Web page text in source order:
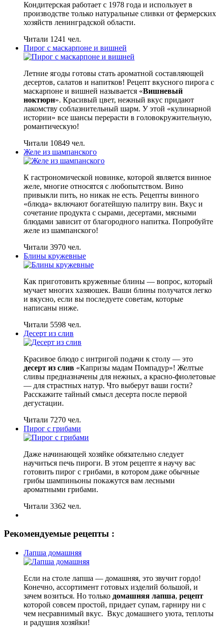
Кондитерская работает с 1978 года и использует в
производстве только натуральные сливки от фермерских
хозяйств ленинградской области.
Читали 1241 чел.
Пирог с маскарпоне и вишней
Летние ягоды готовы стать ароматной составляющей
десертов, салатов и напитков! Рецепт вкусного пирога с
маскарпоне и вишней называется «Вишневый
ноктюрн». Красивый цвет, нежный вкус придают
лакомству соблазнительный шарм. У этой «кулинарной
истории» все шансы перерасти в головокружительную,
романтическую!
Читали 10849 чел.
Желе из шампанского
К гастрономической новинке, которой является винное
желе, многие относятся с любопытством. Вино
привыкли пить, но никак не есть. Рецепты винного
«блюда» включают богатейшую палитру вин. Вкус и
сочетание продукта с сырами, десертами, мясными
блюдами зависит от благородного напитка. Попробуйте
желе из шампанского!
Читали 3970 чел.
Блины кружевные
Как приготовить кружевные блины — вопрос, который
мучает многих хазяюшек. Ваши блины получатся легко
и вкусно, если вы последуете советам, которые
написаны ниже.
Читали 5598 чел.
Десерт из слив
Красивое блюдо с интригой подачи к столу — это
десерт из слив «Капризы мадам Помпадур»! Желтые
сливы предназначены для нежных, а красно-фиолетовые
— для страстных натур. Что выберут ваши гости?
Расскажите тайный смысл десерта после первой
дегустации.
Читали 7270 чел.
Пирог с грибами
Даже начинающей хозяйке обязательно следует
научиться печь пироги. В этом рецепте я научу вас
готовить пирог с грибами, в котором даже обычные
грибы шампиньоны покажутся вам лесными
ароматными грибами.
Читали 3362 чел.
Рекомендуемые рецепты :
Лапша домашняя
Если на столе лапша — домашняя, это звучит гордо!
Конечно, ассортимент готовых изделий большой, и
зачем возиться. Но только домашняя лапша, рецепт
которой совсем простой, придает супам, гарниру ни с
чем несравнимый вкус. Вкус домашнего уюта, теплоты
и радушия хозяйки!